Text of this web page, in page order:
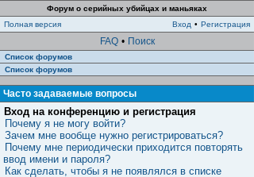
Форум о серийных убийцах и маньяках
Полная версия
Вход • Регистрация
FAQ • Поиск
Список форумов
Список форумов
Часто задаваемые вопросы
Вход на конференцию и регистрация
Почему я не могу войти?
Зачем мне вообще нужно регистрироваться?
Почему мне периодически приходится повторять
ввод имени и пароля?
Как сделать, чтобы я не появлялся в списке